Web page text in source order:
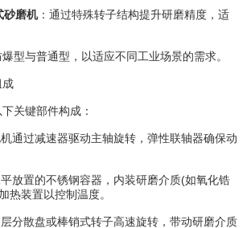
砂磨机：通过特殊转子结构提升研磨精度，适
与普通型，以适应不同工业场景的需求。
键部件构成：
通过减速器驱动主轴旋转，弹性联轴器确保动
放置的不锈钢容器，内装研磨介质(如氧化锆
热装置以控制温度。
层分散盘或棒销式转子高速旋转，带动研磨介质